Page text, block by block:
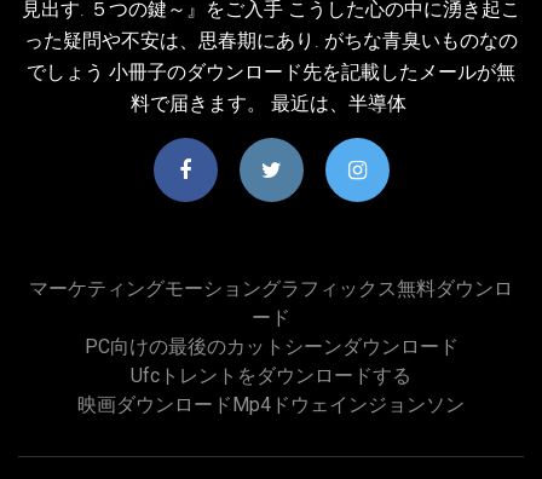
見出す. ５つの鍵～』をご入手 こうした心の中に湧き起こ
った疑問や不安は、思春期にあり. がちな青臭いものなの
でしょう 小冊子のダウンロード先を記載したメールが無
料で届きます。 最近は、半導体
マーケティングモーショングラフィックス無料ダウンロ
ード
PC向けの最後のカットシーンダウンロード
Ufcトレントをダウンロードする
映画ダウンロードmp4ドウェインジョンソン